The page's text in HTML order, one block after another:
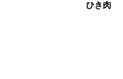
ひき肉